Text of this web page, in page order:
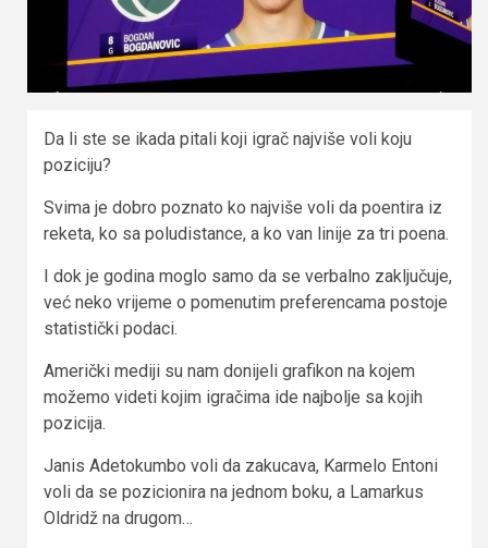
Da li ste se ikada pitali koji igrač najviše voli koju
poziciju?
Svima je dobro poznato ko najviše voli da poentira iz
reketa, ko sa poludistance, a ko van linije za tri poena.
I dok je godina moglo samo da se verbalno zaključuje,
već neko vrijeme o pomenutim preferencama postoje
statistički podaci.
Američki mediji su nam donijeli grafikon na kojem
možemo videti kojim igračima ide najbolje sa kojih
pozicija.
Janis Adetokumbo voli da zakucava, Karmelo Entoni
voli da se pozicionira na jednom boku, a Lamarkus
Oldridž na drugom…